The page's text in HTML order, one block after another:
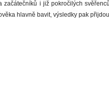
začátečníků i již pokročilých
hlavně bavit, výsledky pak